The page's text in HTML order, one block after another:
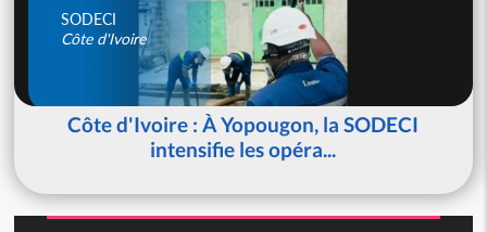
SODECI
Côte d'Ivoire
Côte d'Ivoire : À Yopougon, la SODECI
intensifie les opéra...